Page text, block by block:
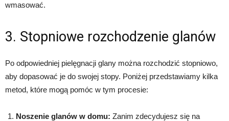
wmasować.
3. Stopniowe rozchodzenie glanów
Po odpowiedniej pielęgnacji glany można rozchodzić stopniowo,
aby dopasować je do swojej stopy. Poniżej przedstawiamy kilka
metod, które mogą pomóc w tym procesie:
Noszenie glanów w domu: Zanim zdecydujesz się na